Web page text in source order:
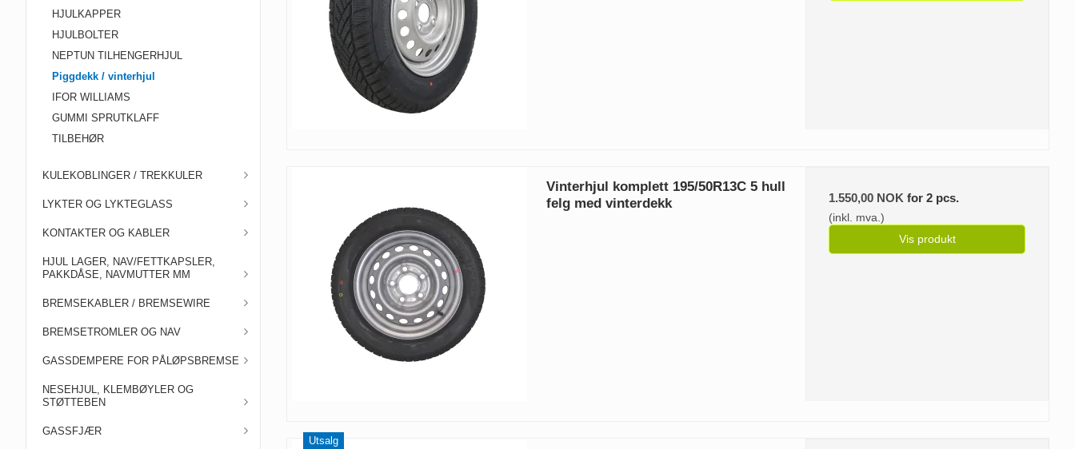
HJULKAPPER
HJULBOLTER
NEPTUN TILHENGERHJUL
Piggdekk / vinterhjul
IFOR WILLIAMS
GUMMI SPRUTKLAFF
TILBEHØR
KULEKOBLINGER / TREKKULER
LYKTER OG LYKTEGLASS
KONTAKTER OG KABLER
HJUL LAGER, NAV/FETTKAPSLER,
PAKKDÅSE, NAVMUTTER MM
BREMSEKABLER / BREMSEWIRE
BREMSETROMLER OG NAV
GASSDEMPERE FOR PÅLØPSBREMSE
NESEHJUL, KLEMBØYLER OG
STØTTEBEN
GASSFJÆR
Vinterhjul komplett 195/50R13C 5 hull
felg med vinterdekk
1.550,00 NOK for 2 pcs.
(inkl. mva.)
Vis produkt
Utsalg